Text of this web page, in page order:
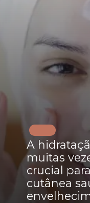
A
muitas
crucial
cutânea